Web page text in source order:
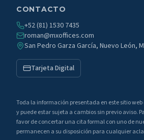
CONTACTO
+52 (81) 1530 7435
roman@mxoffices.com
San Pedro Garza García, Nuevo León,
Tarjeta Digital
Toda la información presentada en este sitio
y puede estar sujeta a cambios sin previo aviso.
favor de concertar una cita formal con uno de
permanecen a su disposición para cualquier